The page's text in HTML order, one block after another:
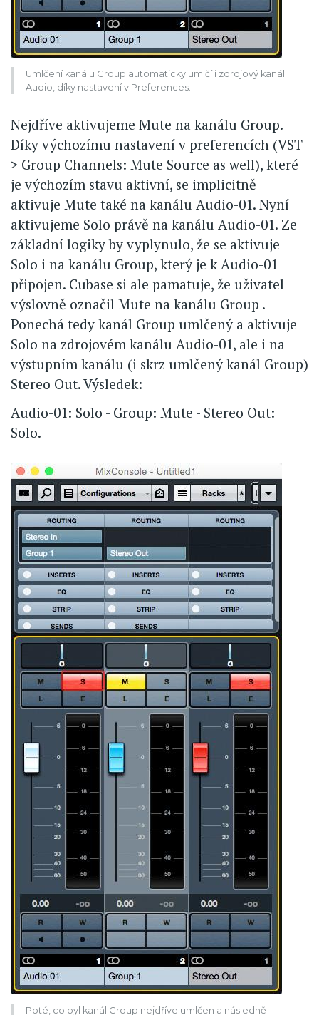
Umlčení kanálu Group automaticky umlčí i zdrojový kanál
Audio, díky nastavení v Preferences.
Nejdříve aktivujeme Mute na kanálu Group.
Díky výchozímu nastavení v preferencích (VST
> Group Channels: Mute Source as well), které
je výchozím stavu aktivní, se implicitně
aktivuje Mute také na kanálu Audio-01. Nyní
aktivujeme Solo právě na kanálu Audio-01. Ze
základní logiky by vyplynulo, že se aktivuje
Solo i na kanálu Group, který je k Audio-01
připojen. Cubase si ale pamatuje, že uživatel
výslovně označil Mute na kanálu Group .
Ponechá tedy kanál Group umlčený a aktivuje
Solo na zdrojovém kanálu Audio-01, ale i na
výstupním kanálu (i skrz umlčený kanál Group)
Stereo Out. Výsledek:
Audio-01: Solo - Group: Mute - Stereo Out:
Solo.
Poté, co byl kanál Group nejdříve umlčen a následně